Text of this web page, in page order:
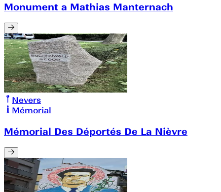
Monument a Mathias Manternach
Nevers
Mémorial
Mémorial Des Déportés De La Nièvre